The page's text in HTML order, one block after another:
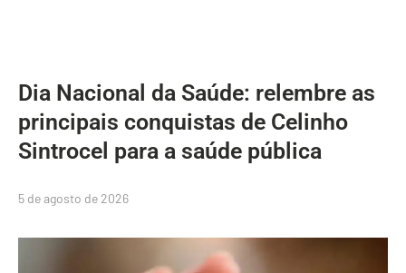
Dia Nacional da Saúde: relembre as
principais conquistas de Celinho
Sintrocel para a saúde pública
5 de agosto de 2026